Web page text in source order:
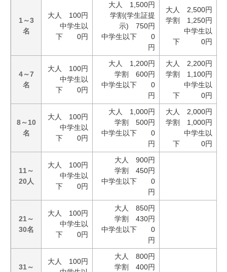
1～3
名
大人 100円
中学生以
下 0円
大人 1,500円
学割(学生証提
示) 750円
中学生以下 0
円
大人 2,500円
学割 1,250円
中学生以
下 0円
4～7
名
大人 100円
中学生以
下 0円
大人 1,200円
学割 600円
中学生以下 0
円
大人 2,200円
学割 1,100円
中学生以
下 0円
8～10
名
大人 100円
中学生以
下 0円
大人 1,000円
学割 500円
中学生以下 0
円
大人 2,000円
学割 1,000円
中学生以
下 0円
11～
20人
大人 100円
中学生以
下 0円
大人 900円
学割 450円
中学生以下 0
円
21～
30名
大人 100円
中学生以
下 0円
大人 850円
学割 430円
中学生以下 0
円
31～
大人 100円
大人 800円
学割 400円